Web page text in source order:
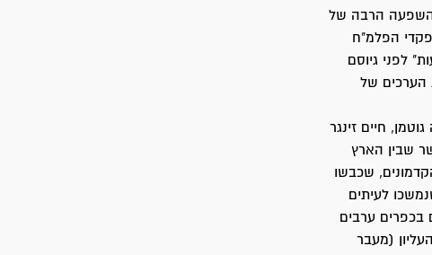
הרבה של
הפלמ"ח
לפני גיוסם
הערכים של
חיים זינגר
שבין הארץ
שכבשו
לעיתים
בכפרים ערבים
(מעבר